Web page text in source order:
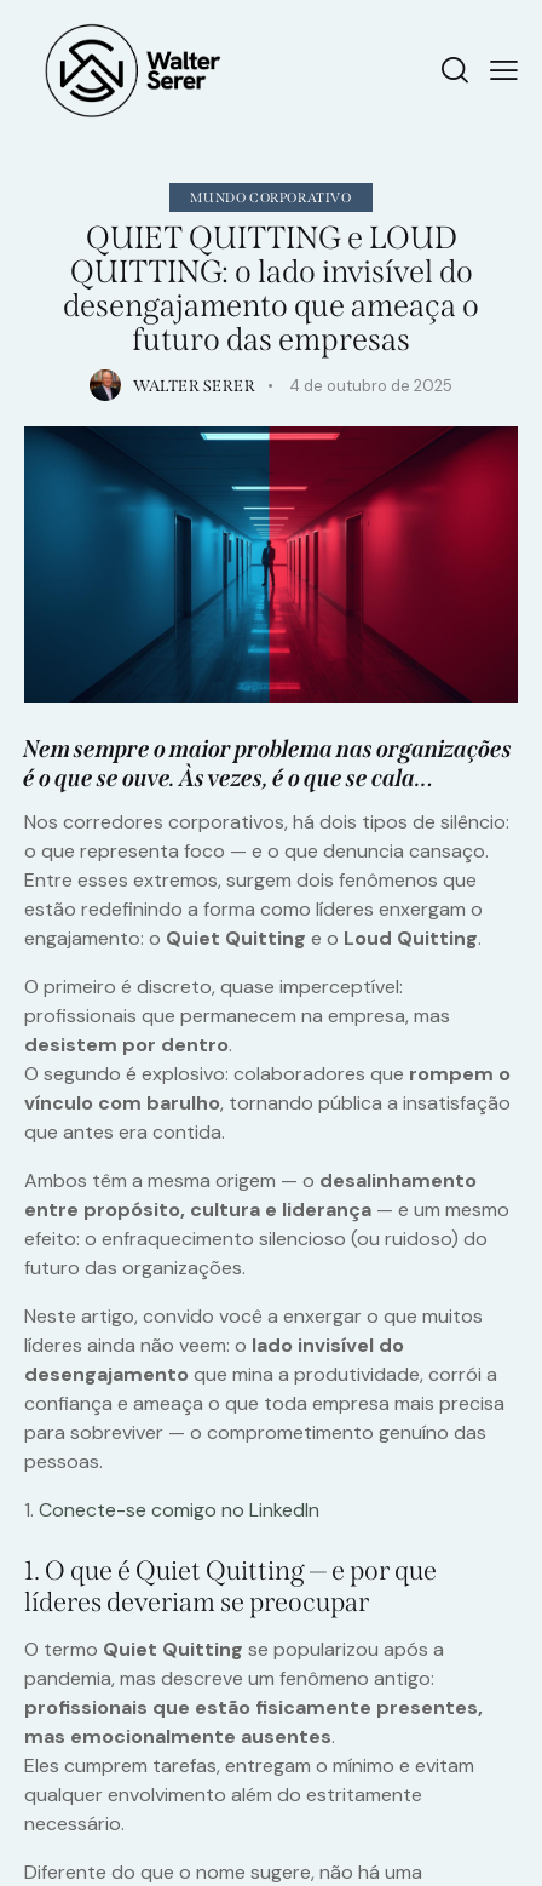
MUNDO CORPORATIVO
QUIET QUITTING e LOUD
QUITTING: o lado invisível do
desengajamento que ameaça o
futuro das empresas
WALTER SERER 4 de outubro de 2025
Nem sempre o maior problema nas organizações
é o que se ouve. Às vezes, é o que se cala…
Nos corredores corporativos, há dois tipos de silêncio:
o que representa foco — e o que denuncia cansaço.
Entre esses extremos, surgem dois fenômenos que
estão redefinindo a forma como líderes enxergam o
engajamento: o Quiet Quitting e o Loud Quitting.
O primeiro é discreto, quase imperceptível:
profissionais que permanecem na empresa, mas
desistem por dentro.
O segundo é explosivo: colaboradores que rompem o
vínculo com barulho, tornando pública a insatisfação
que antes era contida.
Ambos têm a mesma origem — o desalinhamento
entre propósito, cultura e liderança — e um mesmo
efeito: o enfraquecimento silencioso (ou ruidoso) do
futuro das organizações.
Neste artigo, convido você a enxergar o que muitos
líderes ainda não veem: o lado invisível do
desengajamento que mina a produtividade, corrói a
confiança e ameaça o que toda empresa mais precisa
para sobreviver — o comprometimento genuíno das
pessoas.
1. Conecte-se comigo no LinkedIn
1. O que é Quiet Quitting — e por que
líderes deveriam se preocupar
O termo Quiet Quitting se popularizou após a
pandemia, mas descreve um fenômeno antigo:
profissionais que estão fisicamente presentes,
mas emocionalmente ausentes.
Eles cumprem tarefas, entregam o mínimo e evitam
qualquer envolvimento além do estritamente
necessário.
Diferente do que o nome sugere, não há uma